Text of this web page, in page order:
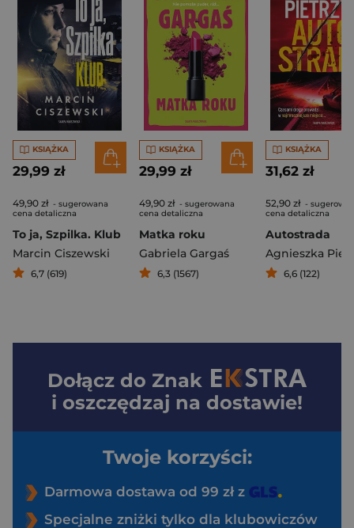
KSIĄŻKA
29,99 zł
49,90 zł - sugerowana
cena detaliczna
To ja, Szpilka. Klub
Marcin Ciszewski
6,7 (619)
KSIĄŻKA
29,99 zł
49,90 zł - sugerowana
cena detaliczna
Matka roku
Gabriela Gargaś
6,3 (1567)
KSIĄŻKA
31,62 zł
52,90 zł -
cena detaliczna
Autostrada
Agnieszka
6,6 (122)
Dołącz do Znak
i oszczędzaj na dostawie!
Twoje korzyści:
Darmowa dostawa od 99 zł z
Specjalne zniżki tylko dla klubowiczów